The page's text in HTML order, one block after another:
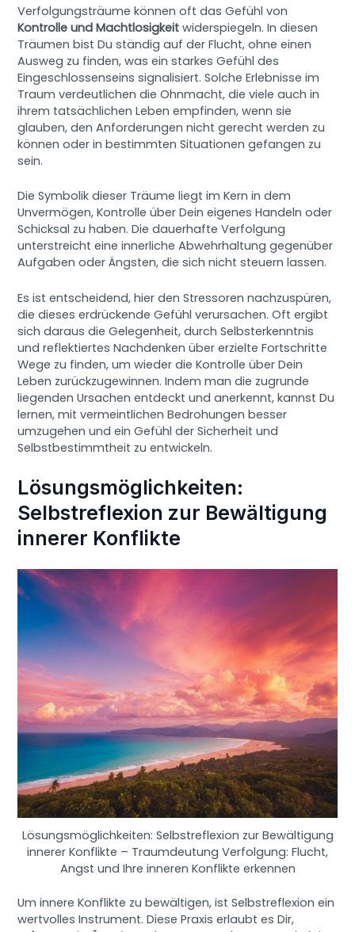
Verfolgungsträume können oft das Gefühl von
Kontrolle und Machtlosigkeit widerspiegeln. In diesen
Träumen bist Du ständig auf der Flucht, ohne einen
Ausweg zu finden, was ein starkes Gefühl des
Eingeschlossenseins signalisiert. Solche Erlebnisse im
Traum verdeutlichen die Ohnmacht, die viele auch in
ihrem tatsächlichen Leben empfinden, wenn sie
glauben, den Anforderungen nicht gerecht werden zu
können oder in bestimmten Situationen gefangen zu
sein.
Die Symbolik dieser Träume liegt im Kern in dem
Unvermögen, Kontrolle über Dein eigenes Handeln oder
Schicksal zu haben. Die dauerhafte Verfolgung
unterstreicht eine innerliche Abwehrhaltung gegenüber
Aufgaben oder Ängsten, die sich nicht steuern lassen.
Es ist entscheidend, hier den Stressoren nachzuspüren,
die dieses erdrückende Gefühl verursachen. Oft ergibt
sich daraus die Gelegenheit, durch Selbsterkenntnis
und reflektiertes Nachdenken über erzielte Fortschritte
Wege zu finden, um wieder die Kontrolle über Dein
Leben zurückzugewinnen. Indem man die zugrunde
liegenden Ursachen entdeckt und anerkennt, kannst Du
lernen, mit vermeintlichen Bedrohungen besser
umzugehen und ein Gefühl der Sicherheit und
Selbstbestimmtheit zu entwickeln.
Lösungsmöglichkeiten:
Selbstreflexion zur Bewältigung
innerer Konflikte
Lösungsmöglichkeiten: Selbstreflexion zur Bewältigung
innerer Konflikte – Traumdeutung Verfolgung: Flucht,
Angst und Ihre inneren Konflikte erkennen
Um innere Konflikte zu bewältigen, ist Selbstreflexion ein
wertvolles Instrument. Diese Praxis erlaubt es Dir,